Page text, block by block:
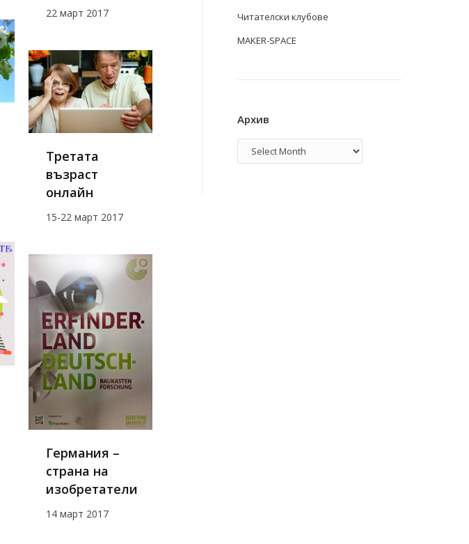
22 март 2017
Третата
възраст
онлайн
15-22 март 2017
Германия –
страна на
изобретатели
14 март 2017
Читателски клубове
MAKER-SPACE
Архив
Архив